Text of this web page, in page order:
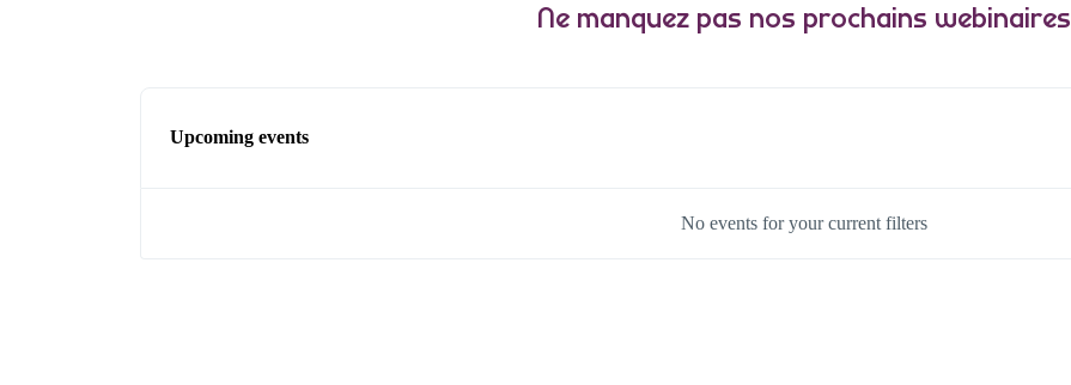
Ne manquez pas nos prochains webinaires